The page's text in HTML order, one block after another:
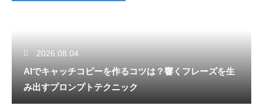
2026.08.04
AIでキャッチコピーを作るコツは？響くフレーズを生
み出すプロンプトテクニック